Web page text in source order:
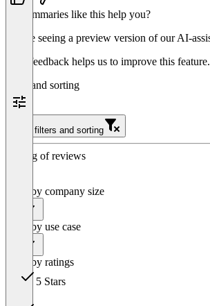
Zwei Teilnehmer können sich in einem
Statistik über die Verteilung der
Favoriten
Google-Analytics-Account
Erfassen von Statistiken mit einem eigenen
App kann nur durch Eingabe eines
Passwortes geöffnet werden
Importiere und Exportiere Eventdaten im
CSV- oder Excel-Dateiformat
Nutze die API-Schnittstelle, um Eventdaten
auszutauschen
Do summaries like this help you?
You’re seeing a preview version of our AI-
Your feedback helps us to improve this feature.
Filter and sorting
Clear filters and sorting
Sorting of reviews
Filter by company size
Filter by use case
Filter by ratings
5 Stars